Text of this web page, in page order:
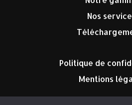
Nos
Politique de
Mentions